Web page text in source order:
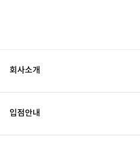
회사소개
입점안내